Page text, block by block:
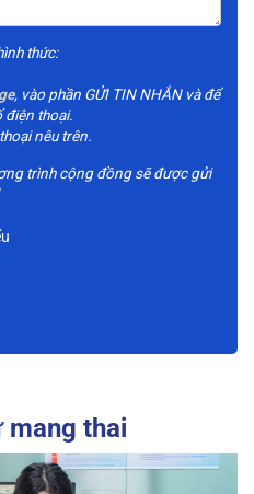
thức:
, vào phần GỬI TIN NHẮN và để
điện thoại.
nêu trên.
trình cộng đồng sẽ được gửi
mang thai